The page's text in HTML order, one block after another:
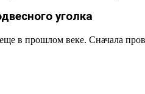
уголка
в прошлом веке. Сначала